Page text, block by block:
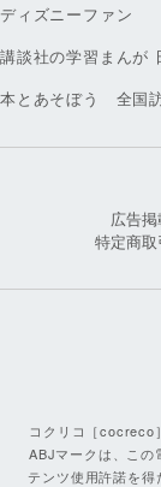
ディズニーファン
講談社の学習まんが
本とあそぼう 全国
広告
特定商
コクリコ［cocreco
ABJマークは、この
テンツ使用許諾を